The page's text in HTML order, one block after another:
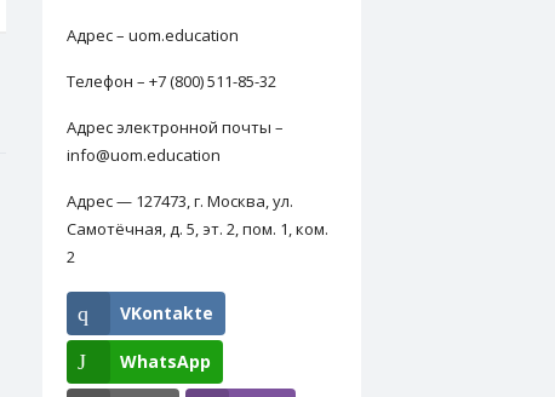
Адрес – uom.education
Телефон – +7 (800) 511-85-32
Адрес электронной почты –
info@uom.education
Адрес — 127473, г. Москва, ул.
Самотёчная, д. 5, эт. 2, пом. 1, ком.
2
VKontakte
WhatsApp